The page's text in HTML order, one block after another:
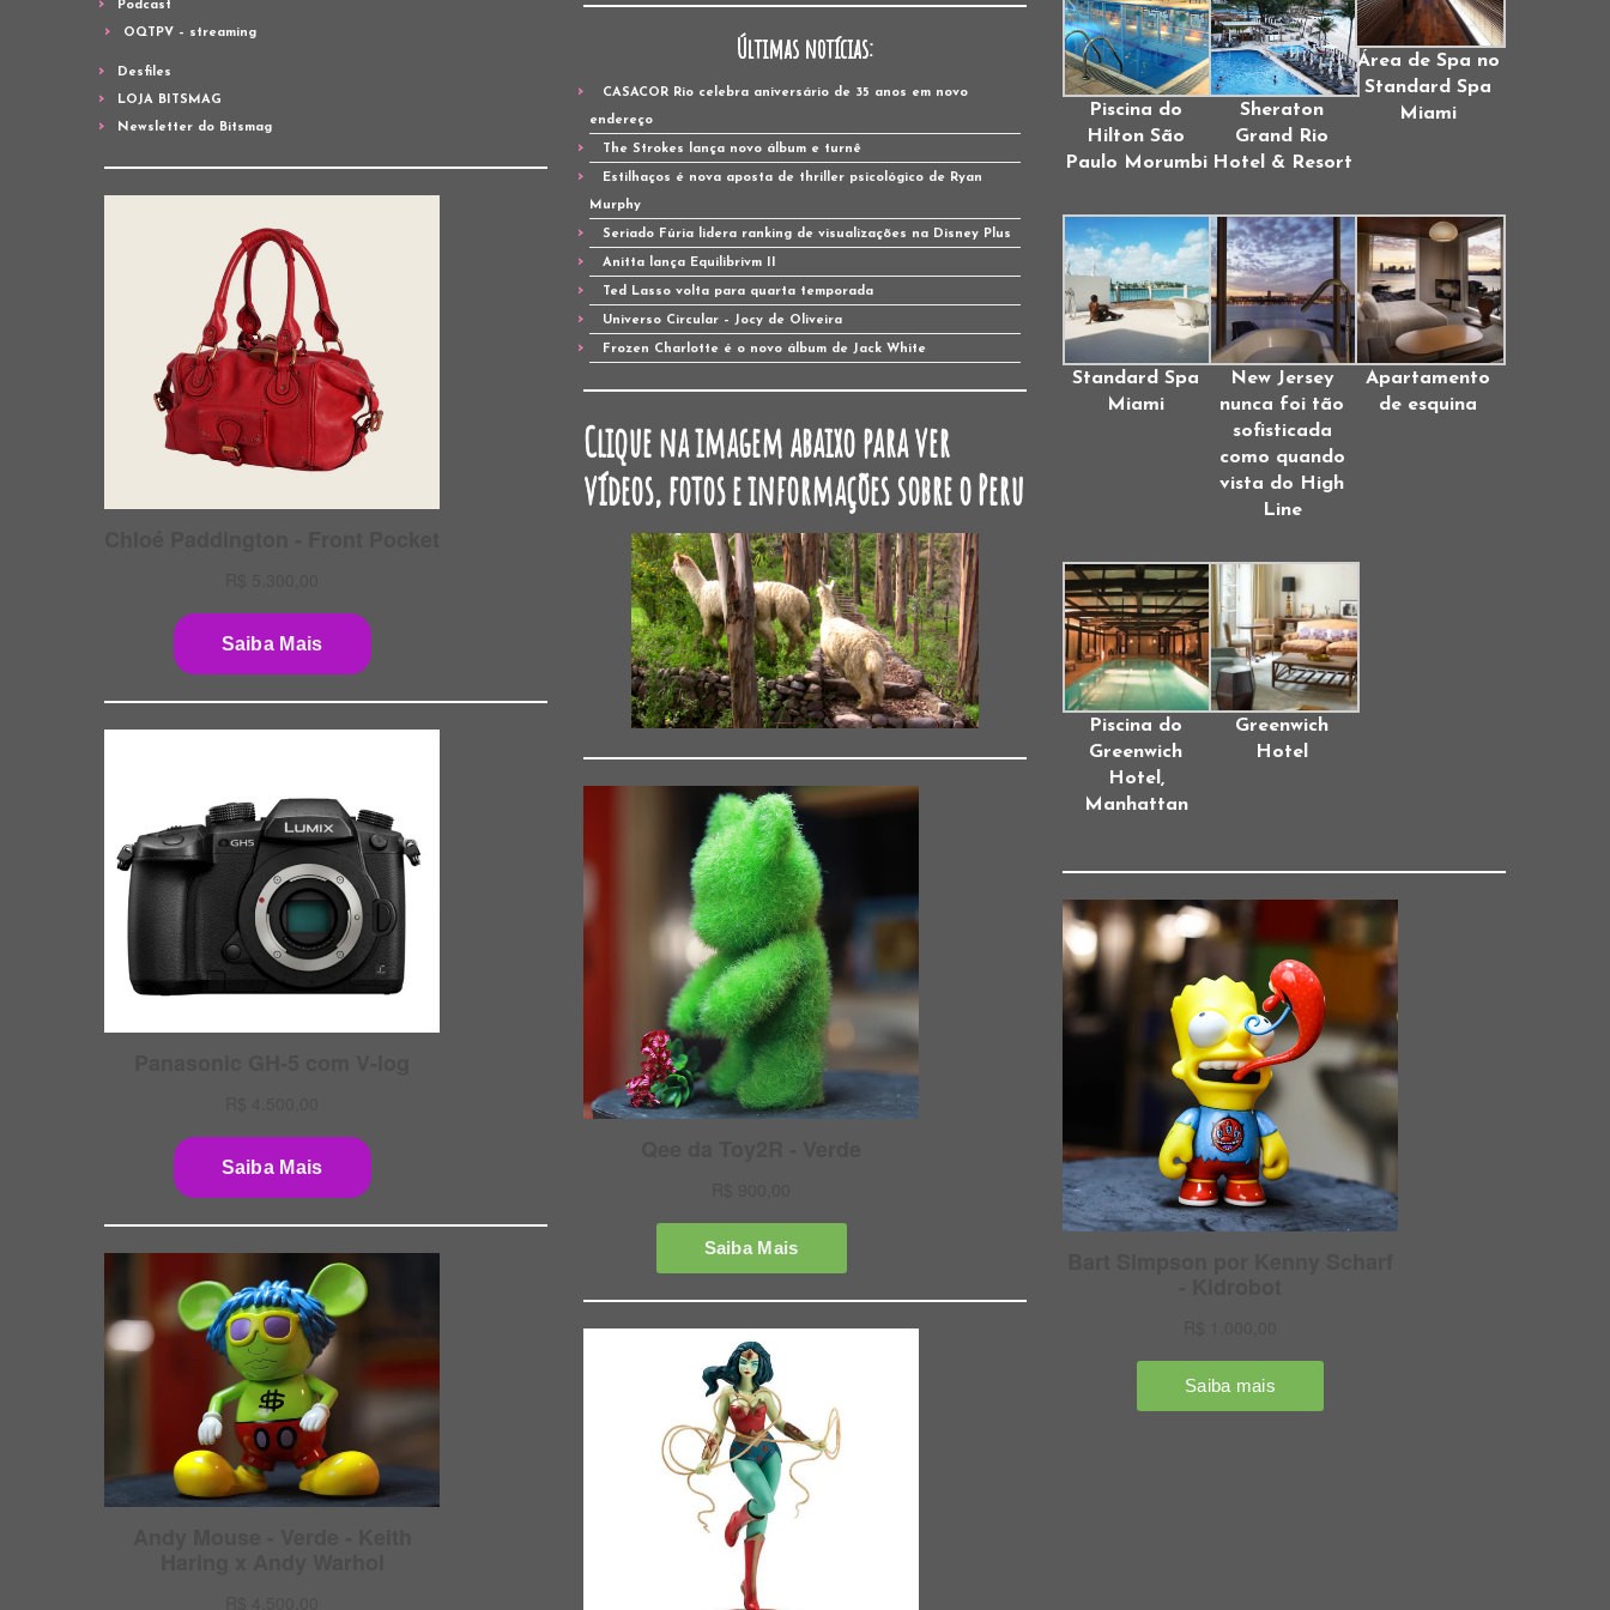
Podcast
OQTPV – streaming
Desfiles
LOJA BITSMAG
Newsletter do Bitsmag
Últimas notícias:
CASACOR Rio celebra aniversário de 35 anos em novo
endereço
The Strokes lança novo álbum e turnê
Estilhaços é nova aposta de thriller psicológico de Ryan
Murphy
Seriado Fúria lidera ranking de visualizações na Disney Plus
Anitta lança Equilibrivm II
Ted Lasso volta para quarta temporada
Universo Circular – Jocy de Oliveira
Frozen Charlotte é o novo álbum de Jack White
Clique na imagem abaixo para ver
vídeos, fotos e informações sobre o Peru
Piscina do
Hilton São
Paulo Morumbi
Sheraton
Grand Rio
Hotel & Resort
Área de Spa no
Standard Spa
Miami
Standard Spa
Miami
New Jersey
nunca foi tão
sofisticada
como quando
vista do High
Line
Apartamento
de esquina
Piscina do
Greenwich
Hotel,
Manhattan
Greenwich
Hotel